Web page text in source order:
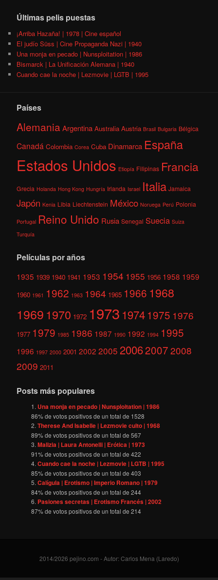
Últimas pelis puestas
¡Arriba Hazaña! | 1978 | Cine español
El judío Süss | Cine Propaganda Nazi | 1940
Una monja en pecado | Nunsploitation | 1986
Bismarck | La Unificación Alemana | 1940
Cuando cae la noche | Lezmovie | LGTB | 1995
Países
AlemaniaArgentina Australia Austria Brasil Bulgaria Bélgica
Canadá Colombia Corea Cuba Dinamarca España
Estados Unidos Etiopía Filipinas Francia
Grecia Holanda Hong Kong Hungría Irlanda Israel Italia Jamaica
Japón Kenia Libia Liechtenstein México Noruega Perú Polonia
Portugal Reino Unido Rusia Senegal Suecia Suiza
Turquía
Películas por años
1935 1939 1940 1941 1953 1954 1955 1956 1958 1959
1960 1961 1962 1963 1964 1965 1966 1968
1969 1970 1972 1973 1974 1975 1976
1977 1979 1985 1986 1987 1990 1992 1994 1995
1996 1997 2000 2001 2002 2005 200620072008
2009 2011
Posts más populares
Una monja en pecado | Nunsploitation | 1986
86% de votos positivos de un total de 1528
Therese And Isabelle | Lezmovie culto | 1968
89% de votos positivos de un total de567
Malizia | Laura Antonelli | Erótica | 1973
91% de votos positivos de un total de422
Cuando cae la noche | Lezmovie | LGTB | 1995
85% de votos positivos de un total de403
Calígula | Erotismo | Imperio Romano | 1979
84% de votos positivos de un total de244
Pasiones secretas | Erotismo Francés | 2002
87% de votos positivos de un total de214
2014/2026 pejino.com - Autor: Carlos Mena (Laredo)